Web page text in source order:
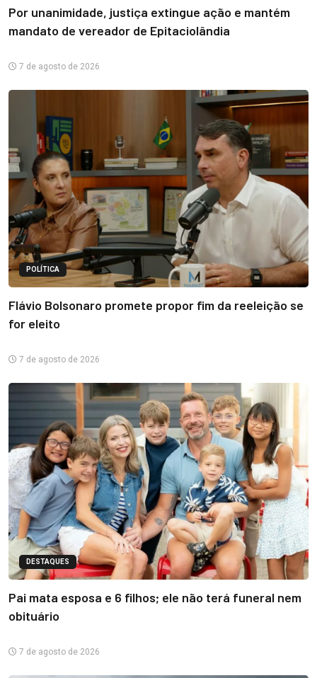
Por unanimidade, justiça extingue ação e mantém
mandato de vereador de Epitaciolândia
7 de agosto de 2026
POLÍTICA
Flávio Bolsonaro promete propor fim da reeleição se
for eleito
7 de agosto de 2026
DESTAQUES
Pai mata esposa e 6 filhos; ele não terá funeral nem
obituário
7 de agosto de 2026